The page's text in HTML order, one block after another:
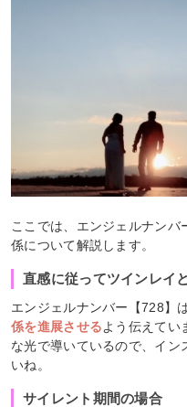
ここでは、エンジェルナン
係について解説します。
直感に従ってツインレイ
エンジェルナンバー【728】は
係を進展させるよう伝えてい
な光で導いているので、イン
いね。
サイレント期間の場合